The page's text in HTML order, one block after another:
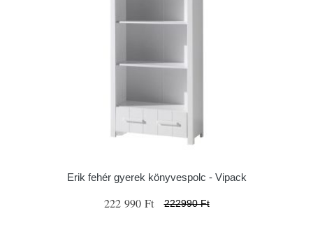
Erik fehér gyerek könyvespolc - Vipack
222 990 Ft 222990 Ft